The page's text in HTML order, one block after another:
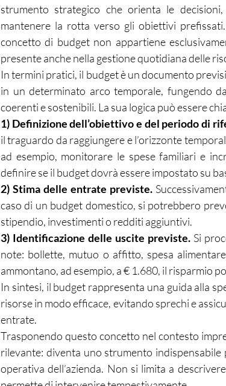
strumento strategico che orienta le
mantenere la rotta verso gli obiettivi
concetto di budget non appartiene
presente anche nella gestione quotidiana delle
In termini pratici, il budget è un documento
in un determinato arco temporale, fungendo
coerenti e sostenibili. La sua logica può essere
1) Definizione dell’obiettivo e del periodo di
il traguardo da raggiungere e l’orizzonte
ad esempio, monitorare le spese familiari e
definire se il budget dovrà essere impostato su
2) Stima delle entrate previste.
caso di un budget domestico, si potrebbero
stipendio, investimenti o redditi aggiuntivi.
3) Identificazione delle uscite previste. Si
note: bollette, mutuo o affitto, spesa
ammontano, ad esempio, a € 1.680, il risparmio
In sintesi, il budget rappresenta una guida alla
risorse in modo efficace, evitando sprechi e
entrate.
Trasponendo questo concetto nel contesto
rilevante: diventa uno strumento
operativa dell’azienda. Non si limita a